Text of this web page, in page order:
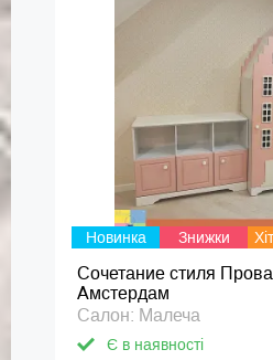
Новинка Знижки
Сочетание стиля
Амстердам
Салон: Малеча
Є в наявності